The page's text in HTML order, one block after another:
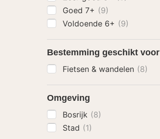
Goed 7+ (9)
Voldoende 6+ (9)
Bestemming geschikt voor
Fietsen & wandelen (8)
Omgeving
Bosrijk (8)
Stad (1)